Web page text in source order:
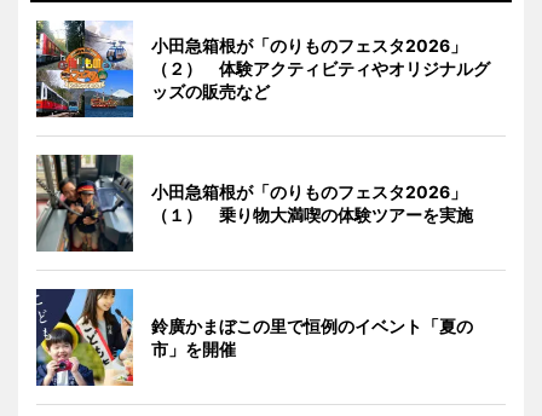
小田急箱根が「のりものフェスタ2026」
（２） 体験アクティビティやオリジナルグ
ッズの販売など
小田急箱根が「のりものフェスタ2026」
（１） 乗り物大満喫の体験ツアーを実施
鈴廣かまぼこの里で恒例のイベント「夏の
市」を開催